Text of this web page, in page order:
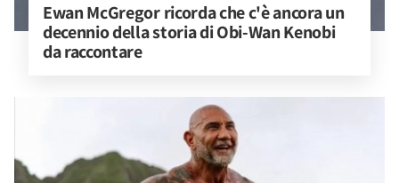
Ewan McGregor ricorda che c'è ancora un
decennio della storia di Obi-Wan Kenobi
da raccontare